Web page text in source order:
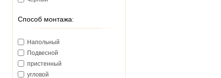
Способ монтажа:
Напольный
Подвесной
пристенный
угловой